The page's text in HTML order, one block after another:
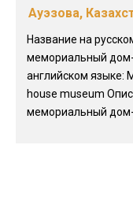
Ауэзова,
Название на
мемориальный
английском языке:
house museum
мемориальный дом-